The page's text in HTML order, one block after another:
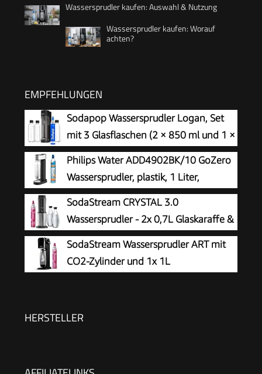
Wassersprudler kaufen: Auswahl & Nutzung
Wassersprudler kaufen: Worauf
achten?
EMPFEHLUNGEN
Sodapop Wassersprudler Logan, Set
mit 3 Glasflaschen (2 × 850 ml und 1 ×
600 ml) und 1 CO₂-Zylinder, Matt
Schwarz, Höhe 42,6 cm
Philips Water ADD4902BK/10 GoZero
Wassersprudler, plastik, 1 Liter,
Schwarz
SodaStream CRYSTAL 3.0
Wassersprudler - 2x 0,7L Glaskaraffe &
CO2-Zylinder
SodaStream Wassersprudler ART mit
CO2-Zylinder und 1x 1L
HERSTELLER